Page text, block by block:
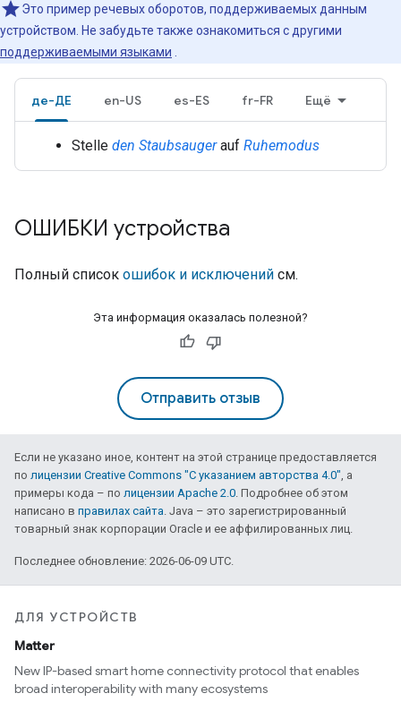
Это пример речевых оборотов, поддерживаемых данным
устройством. Не забудьте также ознакомиться с другими
поддерживаемыми языками
де-ДЕ en-US es-ES fr-FR Ещё
Stelle den Staubsauger auf Ruhemodus
ОШИБКИ устройства
Полный список ошибок и исключений см.
Эта информация оказалась полезной?
Отправить отзыв
Если не указано иное, контент на этой странице предоставляется
по лицензии Creative Commons "С указанием авторства 4.0", а
примеры кода – по лицензии Apache 2.0. Подробнее об этом
написано в правилах сайта. Java – это зарегистрированный
товарный знак корпорации Oracle и ее аффилированных лиц.
Последнее обновление: 2026-06-09 UTC.
ДЛЯ УСТРОЙСТВ
Matter
New IP-based smart home connectivity protocol that enables
broad interoperability with many ecosystems